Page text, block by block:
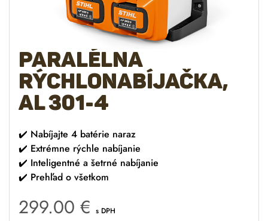
Paralélna
rýchlonabíjačka,
AL 301-4
✔️ Nabíjajte 4 batérie naraz
✔️ Extrémne rýchle nabíjanie
✔️ Inteligentné a šetrné nabíjanie
✔️ Prehľad o všetkom
299.00 € s DPH